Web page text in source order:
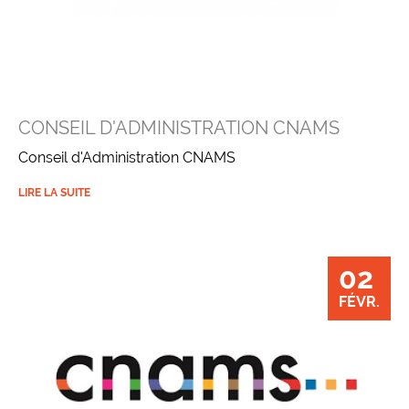
CONSEIL D'ADMINISTRATION CNAMS
Conseil d'Administration CNAMS
LIRE LA SUITE
02
FÉVR.